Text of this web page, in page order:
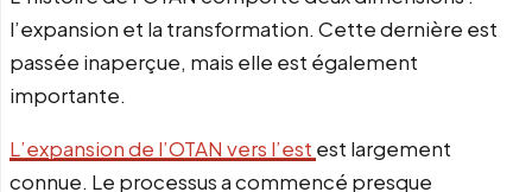
l’expansion et la transformation. Cette dernière est
passée inaperçue, mais elle est également
importante.
L’expansion de l’OTAN vers l’est est largement
connue. Le processus a commencé presque